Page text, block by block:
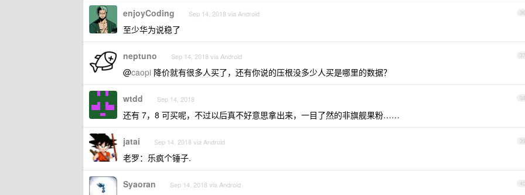
36
enjoyCoding Sep 14, 2018 via Android
至少华为说稳了
37
neptuno Sep 14, 2018 via Android
@caopi 降价就有很多人买了，还有你说的压根没多少人买是哪里的数据？
38
wtdd Sep 14, 2018
还有 7，8 可买呢，不过以后真不好意思拿出来，一目了然的非旗舰果粉……
39
jatai Sep 14, 2018 via Android
老罗：乐疯个锤子.
40
Syaoran Sep 14, 2018 via Android